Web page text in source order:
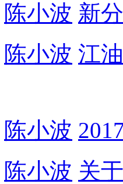
陈小波 新
陈小波 江
陈小波
陈小波 关